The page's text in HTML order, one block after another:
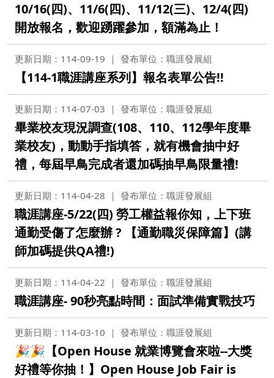
10/16(四)、11/6(四)、11/12(三)、12/4(四)
開放報名，歡迎踴躍參加，額滿為止！
更新日期：114-09-19 發布單位：職涯發展組
【114-1職涯講座系列】報名表單公告!!
更新日期：114-07-03 發布單位：職涯發展組
畢業校友現況調查(108、110、112學年度畢
業校友)，動動手指填答，就有機會抽中好
禮，每屆早鳥完成者還加碼抽早鳥限量禮!
更新日期：114-04-28 發布單位：職涯發展組
職涯講座-5/22(四) 勞工權益報你知，上下班
通勤受傷了怎麼辦 ? 【通勤職災保障篇】(講
師加碼提供QA禮!)
更新日期：114-04-22 發布單位：職涯發展組
職涯講座- 90秒亮點時間：面試準備實戰技巧
更新日期：114-03-10 發布單位：職涯發展組
🎉🎉【Open House 就業博覽會來啦--大獎
好禮等你抽！】Open House Job Fair is